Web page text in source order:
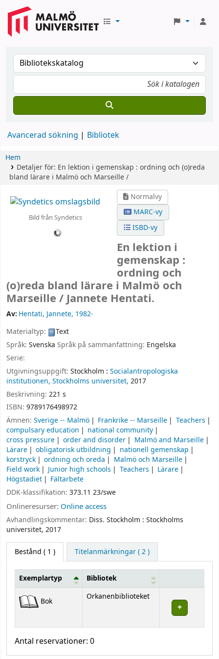
Avancerad sökning Bibliotek
Hem
Detaljer för: En lektion i gemenskap : ordning och (o)reda
bland lärare i Malmö och Marseille /
Bild från Syndetics
Normalvy
MARC-vy
ISBD-vy
En lektion i
gemenskap :
ordning och
(o)reda bland lärare i Malmö och
Marseille / Jannete Hentati.
Av: Hentati, Jannete, 1982-
Materialtyp:
Text
Språk: Svenska Språk på sammanfattning: Engelska
Serie:
Utgivningsuppgift: Stockholm : Socialantropologiska
institutionen, Stockholms universitet, 2017
Beskrivning: 221 s
ISBN: 9789176498972
Ämnen: Sverige -- Malmö Frankrike -- Marseille
Teachers
compulsary education
national community
cross pressure
order and disorder
Malmö and Marseille
Lärare
obligatorisk utbildning
nationell gemenskap
korstryck
ordning och oreda
Malmö och Marseille
Field work
Junior high schools Teachers
Lärare
Högstadiet
Fältarbete
DDK-klassifikation: 373.11 23/swe
Onlineresurser: Online access
Avhandlingskommentar: Diss. Stockholm : Stockholms
universitet, 2017
Bestånd ( 1 ) Titelanmärkningar ( 2 )
Bestånd
Exemplartyp Bibliotek
Bok Orkanenbiblioteket
Antal reservationer: 0